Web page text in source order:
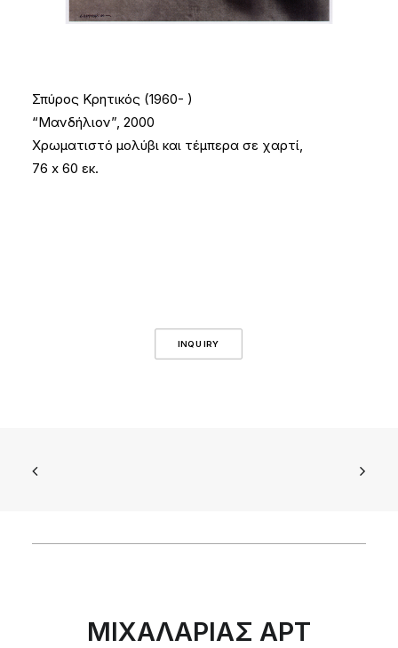
Σπύρος Κρητικός (1960- )
“Μανδήλιον”, 2000
Χρωματιστό μολύβι και τέμπερα σε χαρτί,
76 x 60 εκ.
INQUIRY
ΜΙΧΑΛΑΡΙΑΣ ΑΡΤ